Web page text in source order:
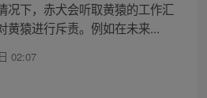
况下，赤犬会听取黄猿的工作汇
黄猿进行斥责。例如在未来...
02:07